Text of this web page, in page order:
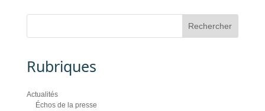
Rubriques
Actualités
Échos de la presse